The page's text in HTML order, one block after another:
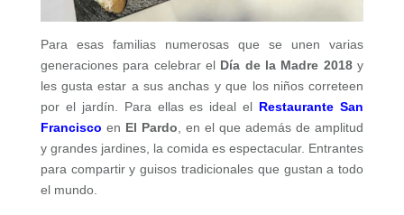
Para esas familias numerosas que se unen varias
generaciones para celebrar el Día de la Madre 2018y
les gusta estar a sus anchas y que los niños correteen
por el jardín. Para ellas es ideal el Restaurante San
Francisco en El Pardo , en el que además de amplitud
y grandes jardines, la comida es espectacular. Entrantes
para compartir y guisos tradicionales que gustan a todo
el mundo.